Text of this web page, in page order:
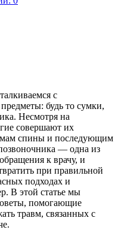
с
будь то сумки,
Несмотря на
совершают их
спины и последующим
— одна из
к врачу, и
при правильной
подходах и
В этой статье мы
помогающие
травм, связанных с